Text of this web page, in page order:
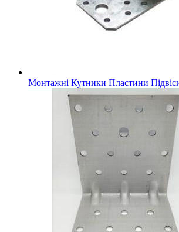
Монтажні Кутники Пластини